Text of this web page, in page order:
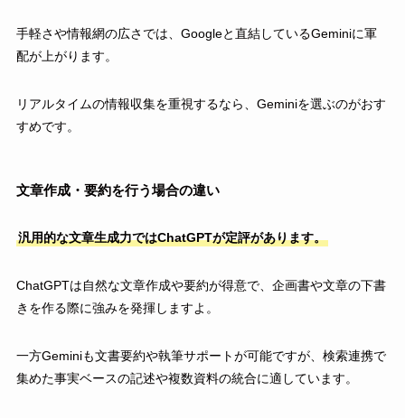
手軽さや情報網の広さでは、Googleと直結しているGeminiに軍
配が上がります。
リアルタイムの情報収集を重視するなら、Geminiを選ぶのがおす
すめです。
文章作成・要約を行う場合の違い
汎用的な文章生成力ではChatGPTが定評があります。
ChatGPTは自然な文章作成や要約が得意で、企画書や文章の下書
きを作る際に強みを発揮しますよ。
一方Geminiも文書要約や執筆サポートが可能ですが、検索連携で
集めた事実ベースの記述や複数資料の統合に適しています。